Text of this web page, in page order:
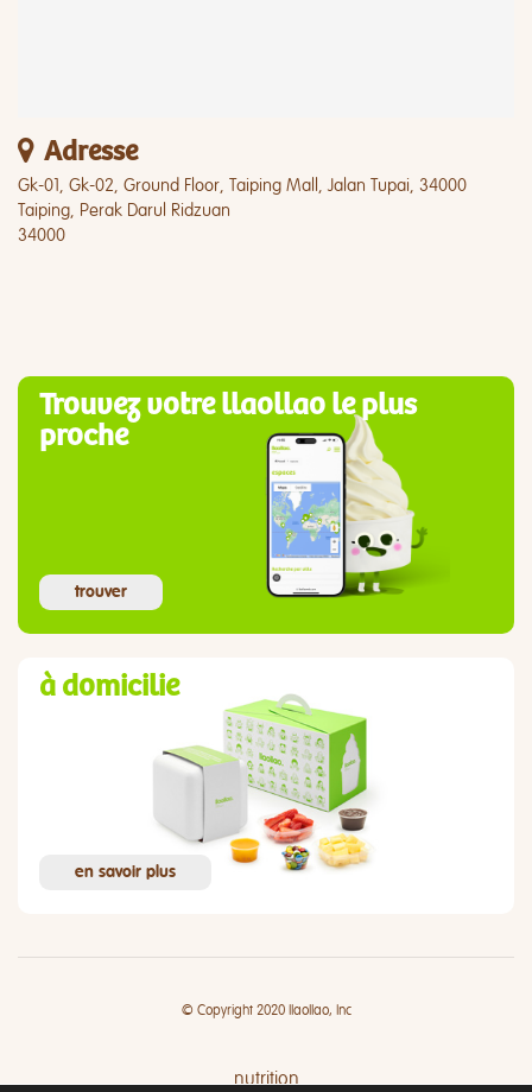
Adresse
Gk-01, Gk-02, Ground Floor, Taiping Mall, Jalan Tupai, 34000
Taiping, Perak Darul Ridzuan
34000
Trouvez votre llaollao le plus
proche
trouver
à domicilie
en savoir plus
© Copyright 2020 llaollao, Inc
nutrition